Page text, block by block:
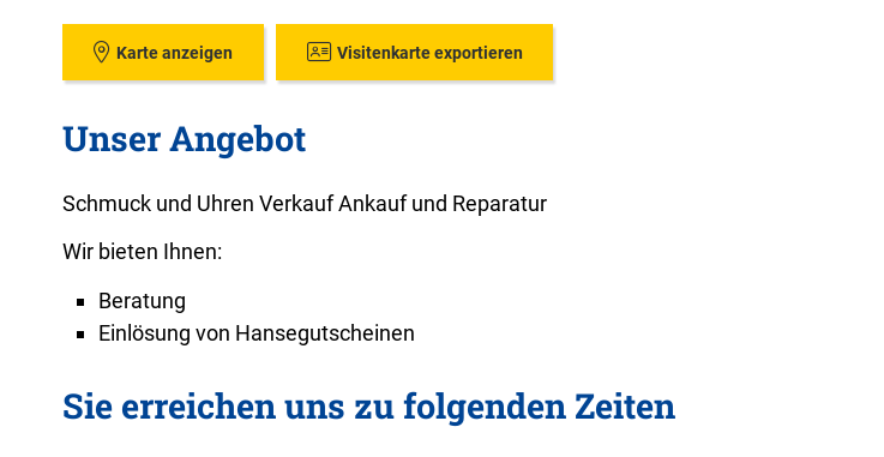
Karte anzeigen Visitenkarte exportieren
Unser Angebot
Schmuck und Uhren Verkauf Ankauf und Reparatur
Wir bieten Ihnen:
Beratung
Einlösung von Hansegutscheinen
Sie erreichen uns zu folgenden Zeiten